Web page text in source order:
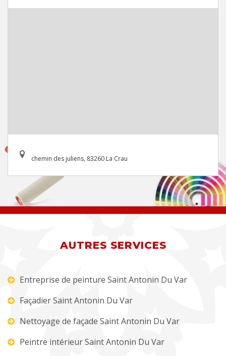
chemin des juliens, 83260 La Crau
AUTRES SERVICES
Entreprise de peinture Saint Antonin Du Var
Façadier Saint Antonin Du Var
Nettoyage de façade Saint Antonin Du Var
Peintre intérieur Saint Antonin Du Var